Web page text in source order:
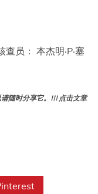
员： 本杰明·P·塞
随时分享它。!!! 点击文章